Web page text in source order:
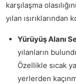
karşılaşma
yılan ısırıklarından
Yürüyüş Alanı
yılanların
Özellikle sıcak
yerlerden